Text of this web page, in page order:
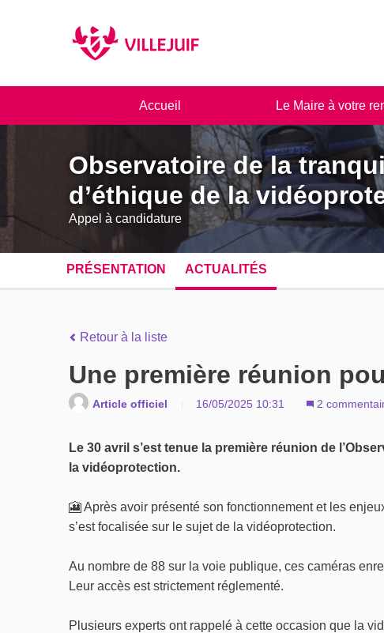
Accueil Le Maire à votre
Observatoire de la
d’éthique de la
Appel à candidature
PRÉSENTATION ACTUALITÉS
Retour à la liste
Une première réunion
Article officiel 16/05/2025 10:31 2
Le 30 avril s’est tenue la première réunion de
la vidéoprotection.
🎦 Après avoir présenté son fonctionnement et les
s’est focalisée sur le sujet de la vidéoprotection.
Au nombre de 88 sur la voie publique, ces caméras
Leur accès est strictement réglementé.
Plusieurs experts ont rappelé à cette occasion que la